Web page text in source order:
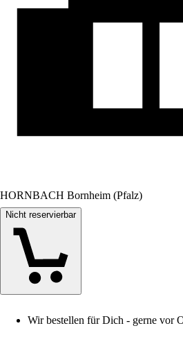
HORNBACH Bornheim (Pfalz)
Nicht reservierbar
Wir bestellen für Dich - gerne vor